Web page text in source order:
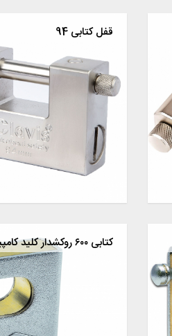
قفل کتابی 94
کتابی ۶۰۰ روکشدار کلید کامپیوتری گیرا